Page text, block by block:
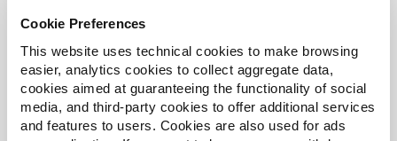
Cookie Preferences
This website uses technical cookies to make browsing
easier, analytics cookies to collect aggregate data,
cookies aimed at guaranteeing the functionality of social
media, and third-party cookies to offer additional services
and features to users. Cookies are also used for ads
efficaci per garantire una loro tutela reale
nell'Unione e oltre. In alleanza con tutti
coloro che condividono gli stessi valori,
siamo impegnati nel proporre
emendamenti per il miglioramento della